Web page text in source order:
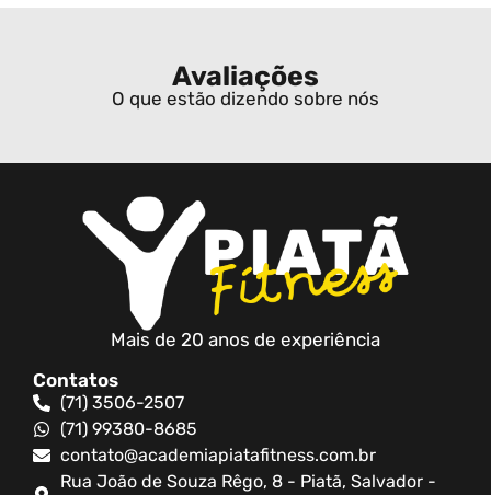
Avaliações
O que estão dizendo sobre nós
Mais de 20 anos de experiência
Contatos
(71) 3506-2507
(71) 99380-8685
contato@academiapiatafitness.com.br
Rua João de Souza Rêgo, 8 - Piatã, Salvador -